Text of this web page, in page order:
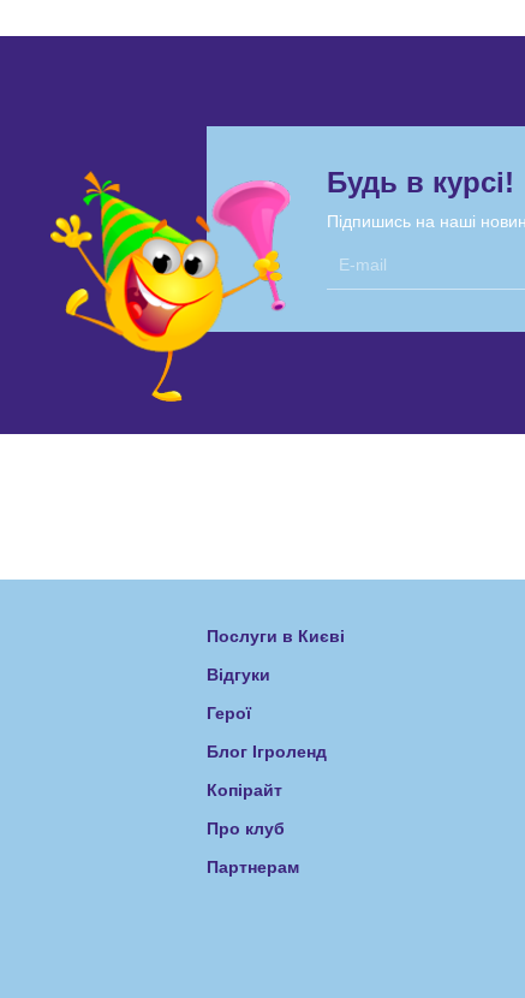
Будь в курсі!
Підпишись на наші
Послуги в Києві
Відгуки
Герої
Блог Ігроленд
Копірайт
Про клуб
Партнерам